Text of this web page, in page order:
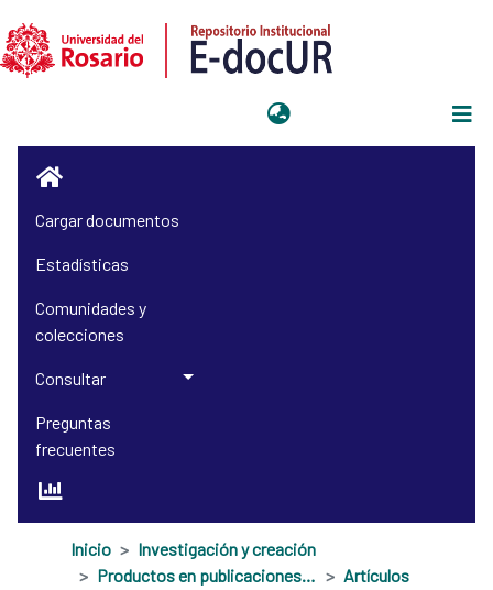
Cargar documentos
Estadísticas
Comunidades y
colecciones
Consultar
Preguntas
frecuentes
Inicio
Investigación y creación
Productos en publicaciones externas
Artículos